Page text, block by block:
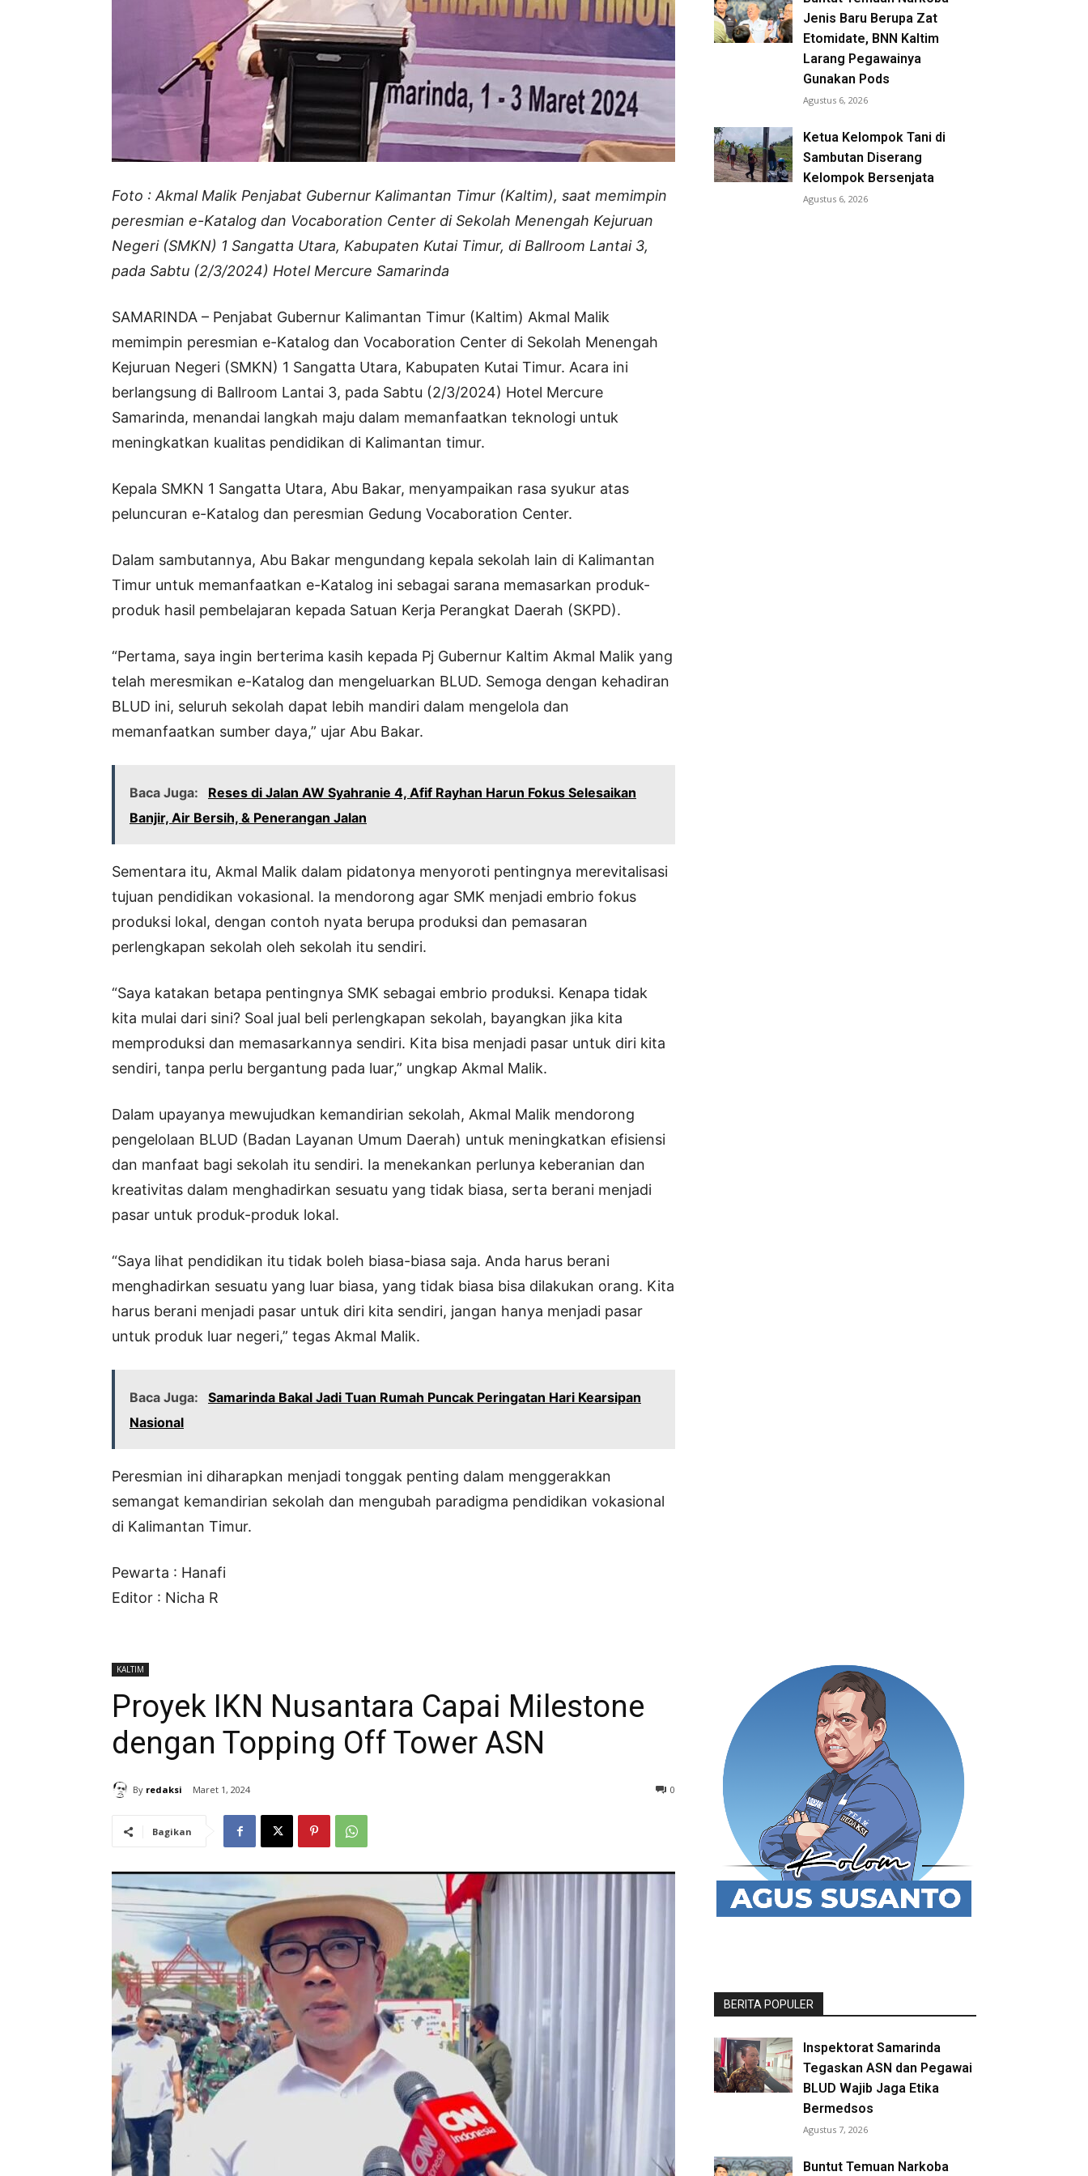
Foto : Akmal Malik Penjabat Gubernur Kalimantan Timur (Kaltim), saat memimpin
peresmian e-Katalog dan Vocaboration Center di Sekolah Menengah Kejuruan
Negeri (SMKN) 1 Sangatta Utara, Kabupaten Kutai Timur, di Ballroom Lantai 3,
pada Sabtu (2/3/2024) Hotel Mercure Samarinda
SAMARINDA – Penjabat Gubernur Kalimantan Timur (Kaltim) Akmal Malik
memimpin peresmian e-Katalog dan Vocaboration Center di Sekolah Menengah
Kejuruan Negeri (SMKN) 1 Sangatta Utara, Kabupaten Kutai Timur. Acara ini
berlangsung di Ballroom Lantai 3, pada Sabtu (2/3/2024) Hotel Mercure
Samarinda, menandai langkah maju dalam memanfaatkan teknologi untuk
meningkatkan kualitas pendidikan di Kalimantan timur.
Kepala SMKN 1 Sangatta Utara, Abu Bakar, menyampaikan rasa syukur atas
peluncuran e-Katalog dan peresmian Gedung Vocaboration Center.
Dalam sambutannya, Abu Bakar mengundang kepala sekolah lain di Kalimantan
Timur untuk memanfaatkan e-Katalog ini sebagai sarana memasarkan produk-
produk hasil pembelajaran kepada Satuan Kerja Perangkat Daerah (SKPD).
“Pertama, saya ingin berterima kasih kepada Pj Gubernur Kaltim Akmal Malik yang
telah meresmikan e-Katalog dan mengeluarkan BLUD. Semoga dengan kehadiran
BLUD ini, seluruh sekolah dapat lebih mandiri dalam mengelola dan
memanfaatkan sumber daya,” ujar Abu Bakar.
Baca Juga:
Reses di Jalan AW Syahranie 4, Afif Rayhan Harun Fokus Selesaikan
Banjir, Air Bersih, & Penerangan Jalan
Sementara itu, Akmal Malik dalam pidatonya menyoroti pentingnya merevitalisasi
tujuan pendidikan vokasional. Ia mendorong agar SMK menjadi embrio fokus
produksi lokal, dengan contoh nyata berupa produksi dan pemasaran
perlengkapan sekolah oleh sekolah itu sendiri.
“Saya katakan betapa pentingnya SMK sebagai embrio produksi. Kenapa tidak
kita mulai dari sini? Soal jual beli perlengkapan sekolah, bayangkan jika kita
memproduksi dan memasarkannya sendiri. Kita bisa menjadi pasar untuk diri kita
sendiri, tanpa perlu bergantung pada luar,” ungkap Akmal Malik.
Dalam upayanya mewujudkan kemandirian sekolah, Akmal Malik mendorong
pengelolaan BLUD (Badan Layanan Umum Daerah) untuk meningkatkan efisiensi
dan manfaat bagi sekolah itu sendiri. Ia menekankan perlunya keberanian dan
kreativitas dalam menghadirkan sesuatu yang tidak biasa, serta berani menjadi
pasar untuk produk-produk lokal.
“Saya lihat pendidikan itu tidak boleh biasa-biasa saja. Anda harus berani
menghadirkan sesuatu yang luar biasa, yang tidak biasa bisa dilakukan orang. Kita
harus berani menjadi pasar untuk diri kita sendiri, jangan hanya menjadi pasar
untuk produk luar negeri,” tegas Akmal Malik.
Baca Juga:
Samarinda Bakal Jadi Tuan Rumah Puncak Peringatan Hari Kearsipan
Nasional
Peresmian ini diharapkan menjadi tonggak penting dalam menggerakkan
semangat kemandirian sekolah dan mengubah paradigma pendidikan vokasional
di Kalimantan Timur.
Pewarta : Hanafi
Editor : Nicha R
Jenis Baru Berupa Zat
Etomidate, BNN Kaltim
Larang Pegawainya
Gunakan Pods
Agustus 6, 2026
Ketua Kelompok Tani di
Sambutan Diserang
Kelompok Bersenjata
Agustus 6, 2026